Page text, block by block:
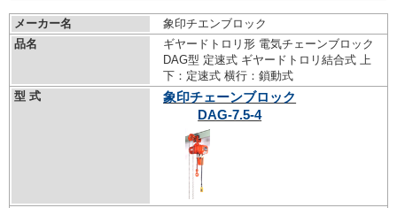
メーカー名
象印チエンブロック
品名
ギヤードトロリ形 電気チェーンブロック
DAG型 定速式 ギヤードトロリ結合式 上
下：定速式 横行：鎖動式
型 式
象印チェーンブロック
DAG-7.5-4